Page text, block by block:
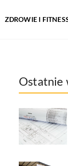
ZDROWIE I
Ostatnie